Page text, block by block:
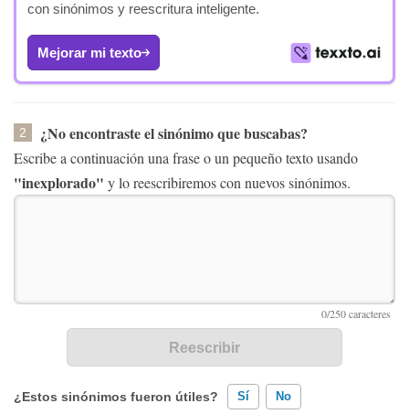
con sinónimos y reescritura inteligente.
Mejorar mi texto
2 ¿No encontraste el sinónimo que buscabas?
Escribe a continuación una frase o un pequeño texto usando
"inexplorado" y lo reescribiremos con nuevos sinónimos.
¿Estos sinónimos fueron útiles? Sí No